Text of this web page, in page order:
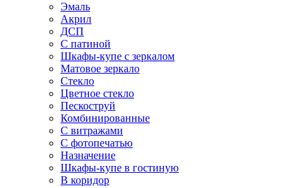
Эмаль
Акрил
ДСП
С патиной
Шкафы-купе с зеркалом
Матовое зеркало
Стекло
Цветное стекло
Пескоструй
Комбинированные
С витражами
С фотопечатью
Назначение
Шкафы-купе в гостиную
В коридор